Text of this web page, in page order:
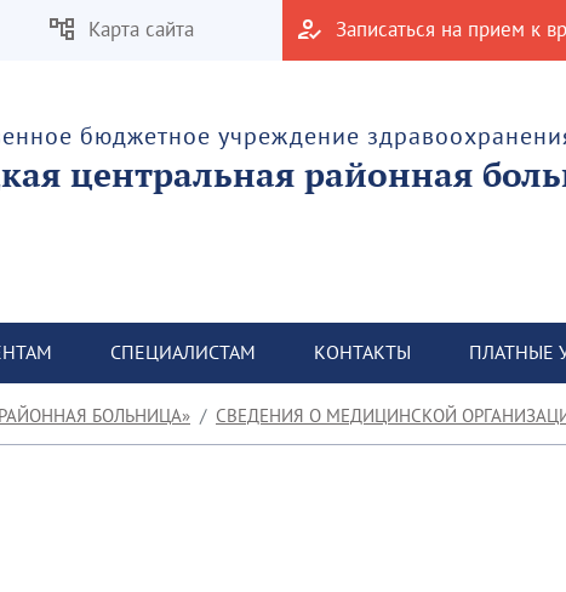
Карта сайта Записаться на прием к
бюджетное учреждение
центральная районная
СПЕЦИАЛИСТАМ КОНТАКТЫ ПЛАТНЫЕ
БОЛЬНИЦА» СВЕДЕНИЯ О МЕДИЦИНСКОЙ